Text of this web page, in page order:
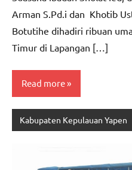
Arman S.Pd.i dan Khotib
Botutihe dihadiri ribuan
Timur di Lapangan […]
Read more
Kabupaten Kepulauan Yapen